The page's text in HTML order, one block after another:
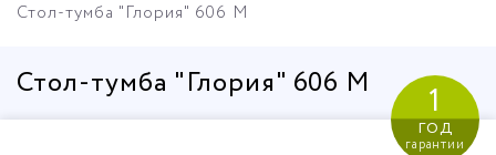
Стол-тумба "Глория" 606 М
Стол-тумба "Глория" 606 М 1
год
гарантии